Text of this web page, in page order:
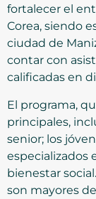
fortalecer el
Corea, siendo
ciudad de
contar con
calificadas en
El programa,
principales,
senior; los
especializados
bienestar
son mayores